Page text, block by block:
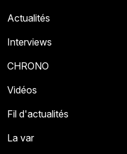
Actualités
Interviews
CHRONO
Vidéos
Fil d'actualités
La var